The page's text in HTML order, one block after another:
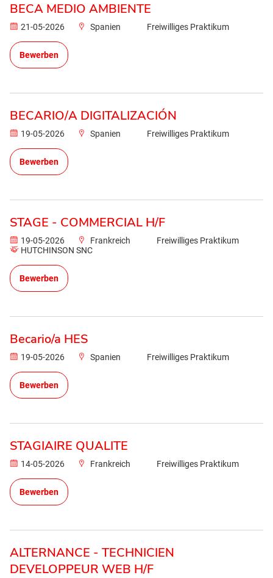
BECA MEDIO AMBIENTE
21-05-2026 Spanien Freiwilliges Praktikum
Bewerben
BECARIO/A DIGITALIZACIÓN
19-05-2026 Spanien Freiwilliges Praktikum
Bewerben
STAGE - COMMERCIAL H/F
19-05-2026 Frankreich
Freiwilliges Praktikum
HUTCHINSON SNC
Bewerben
Becario/a HES
19-05-2026 Spanien Freiwilliges Praktikum
Bewerben
STAGIAIRE QUALITE
14-05-2026 Frankreich Freiwilliges Praktikum
Bewerben
ALTERNANCE - TECHNICIEN
DEVELOPPEUR WEB H/F